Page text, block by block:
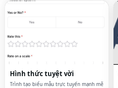
Hình thức tuyệt vời
Trình tạo biểu mẫu trực tuyến mạnh mẽ